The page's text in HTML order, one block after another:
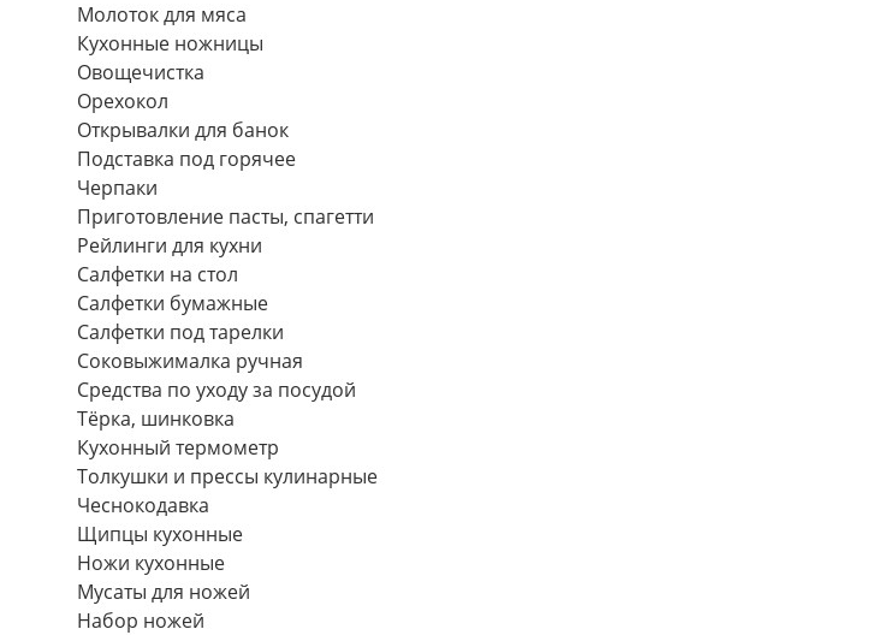
Молоток для мяса
Кухонные ножницы
Овощечистка
Орехокол
Открывалки для банок
Подставка под горячее
Черпаки
Приготовление пасты, спагетти
Рейлинги для кухни
Салфетки на стол
Салфетки бумажные
Салфетки под тарелки
Соковыжималка ручная
Средства по уходу за посудой
Тëрка, шинковка
Кухонный термометр
Толкушки и прессы кулинарные
Чеснокодавка
Щипцы кухонные
Ножи кухонные
Мусаты для ножей
Набор ножей